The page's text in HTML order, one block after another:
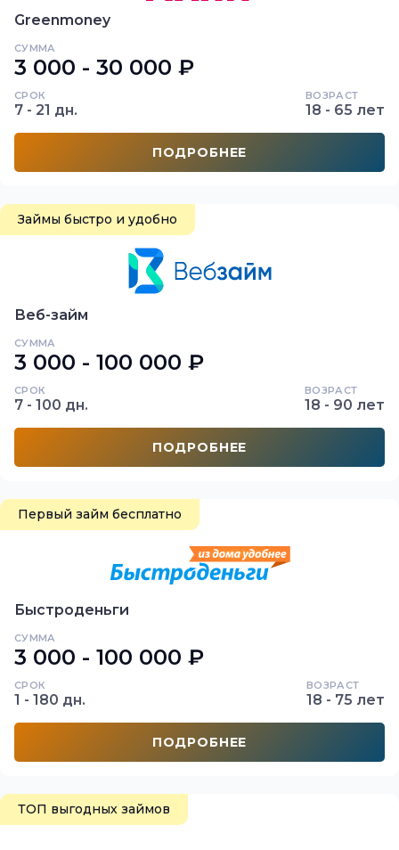
Greenmoney
СУММА
3 000 - 30 000 ₽
СРОК
7 - 21 дн.
ВОЗРАСТ
18 - 65 лет
ПОДРОБНЕЕ
Займы быстро и удобно
Веб-займ
СУММА
3 000 - 100 000 ₽
СРОК
7 - 100 дн.
ВОЗРАСТ
18 - 90 лет
ПОДРОБНЕЕ
Первый займ бесплатно
Быстроденьги
СУММА
3 000 - 100 000 ₽
СРОК
1 - 180 дн.
ВОЗРАСТ
18 - 75 лет
ПОДРОБНЕЕ
ТОП выгодных займов